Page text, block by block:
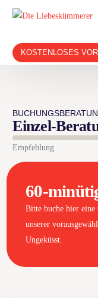
KOSTENLOSES
Einzel-
Empfehlung
60-
Bitte buche hier
unserer
Ungeküsst.